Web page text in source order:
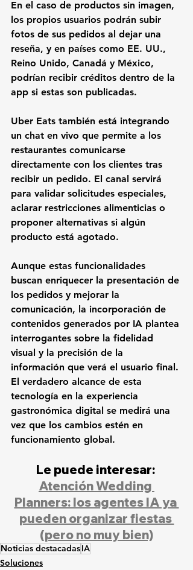
En el caso de productos sin imagen,
los propios usuarios podrán subir
fotos de sus pedidos al dejar una
reseña, y en países como EE. UU.,
Reino Unido, Canadá y México,
podrían recibir créditos dentro de la
app si estas son publicadas.
Uber Eats también está integrando
un chat en vivo que permite a los
restaurantes comunicarse
directamente con los clientes tras
recibir un pedido. El canal servirá
para validar solicitudes especiales,
aclarar restricciones alimenticias o
proponer alternativas si algún
producto está agotado.
Aunque estas funcionalidades
buscan enriquecer la presentación de
los pedidos y mejorar la
comunicación, la incorporación de
contenidos generados por IA plantea
interrogantes sobre la fidelidad
visual y la precisión de la
información que verá el usuario final.
El verdadero alcance de esta
tecnología en la experiencia
gastronómica digital se medirá una
vez que los cambios estén en
funcionamiento global.
Le puede interesar:
Atención Wedding
Planners: los agentes IA ya
pueden organizar fiestas
(pero no muy bien)
Noticias destacadasIA
Soluciones